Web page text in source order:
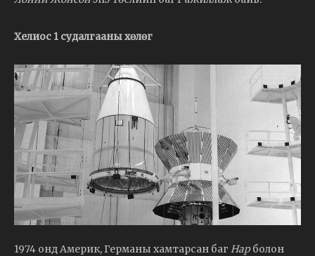
Хелиос 1 судалгааны хөлөг
1974 онд Америк, Германы хамтарсан баг Нарболон